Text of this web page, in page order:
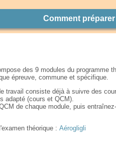
Comment
des 9 modules du programme
épreuve, commune et spécifique.
travail consiste déjà à suivre des
adapté (cours et QCM).
de chaque module, puis
théorique : Aérogligli